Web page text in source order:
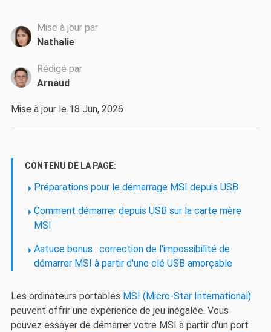
Mise à jour par
Nathalie
Rédigé par
Arnaud
Mise à jour le 18 Jun, 2026
CONTENU DE LA PAGE:
Préparations pour le démarrage MSI depuis USB
Comment démarrer depuis USB sur la carte mère
MSI
Astuce bonus : correction de l'impossibilité de
démarrer MSI à partir d'une clé USB amorçable
Les ordinateurs portables MSI (Micro-Star International)
peuvent offrir une expérience de jeu inégalée. Vous
pouvez essayer de démarrer votre MSI à partir d'un port